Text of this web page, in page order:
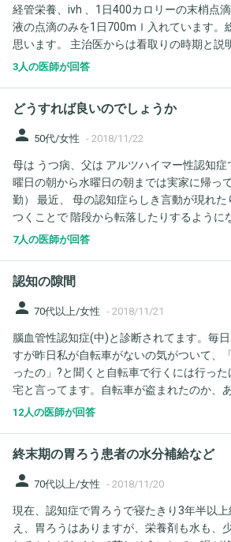
い込んで購入してしまったのです。 買ってそのまま一度も使って
いなかったものならまだしも、半年間棚の
え、半年前までは毎日のように使っていた
お店で容器を見て、同じものを持っている
あり、今までと直している場所が変わり、
ことがなかったことや、毎日多忙で疲れも
イマーや認知症などに一致しますでしょう
経管栄養、ivh 、1日400カロリーの末梢点滴を経て3日前から維持
液の点滴のみを1日700mｌ入れています。
思います。 主治医からは看取りの時期と説
しています。しかし末梢点滴になってから
へ行くことが出来ています。 果たして母の
でしょうか？反応してくれるのはいつまで
い。
3人の医師が回答
どうすれば良いのでしょうか
person 50代/女性 - 2018/11/22
母は うつ病、父は アルツハイマー性認知症です。 介護
曜日の朝から水曜日の朝までは実家に帰っ
勤） 最近、 母の認知症らしき言動が現れたり 手が震えたり ふら
つくことで 階段から転落したりするように
ない日が多い） 両親の介護・仕事・自分の家のこと すべて 私１人
なかなか治らなくて 目を開けているのが 気
7人の医師が回答
認知の隙間
person 70代以上/女性 - 2018/11/21
腦血管性認知症(中)と診断されてます。毎
すが昨日私が自転車がないの気がついて、
ったの」?と聞くと自転車で行くには行っ
宅と言ってます。自転車が盗まれたのか、
ってきたのか覚えていないと言ってますが
12人の医師が回答
終末期の胃ろう患者の水分補給など
person 70代以上/女性 - 2018/11/20
現在、認知症で胃ろうで寝たきり3年半以
え、胃ろうはありますが、栄養剤も水も、